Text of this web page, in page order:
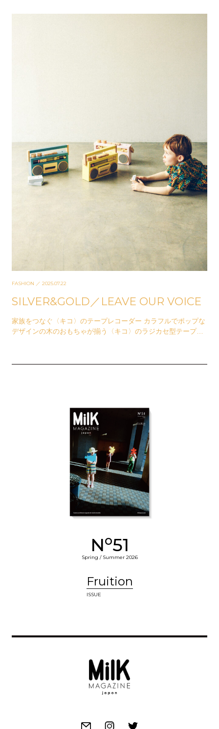
FASHION ／ 2025.07.22
SILVER&GOLD／LEAVE OUR VOICE
家族をつなぐ〈キコ〉のテープレコーダー カラフルでポップな
デザインの木のおもちゃが揃う〈キコ〉のラジカセ型テープレ
No51
Spring / Summer 2026
Fruition
ISSUE